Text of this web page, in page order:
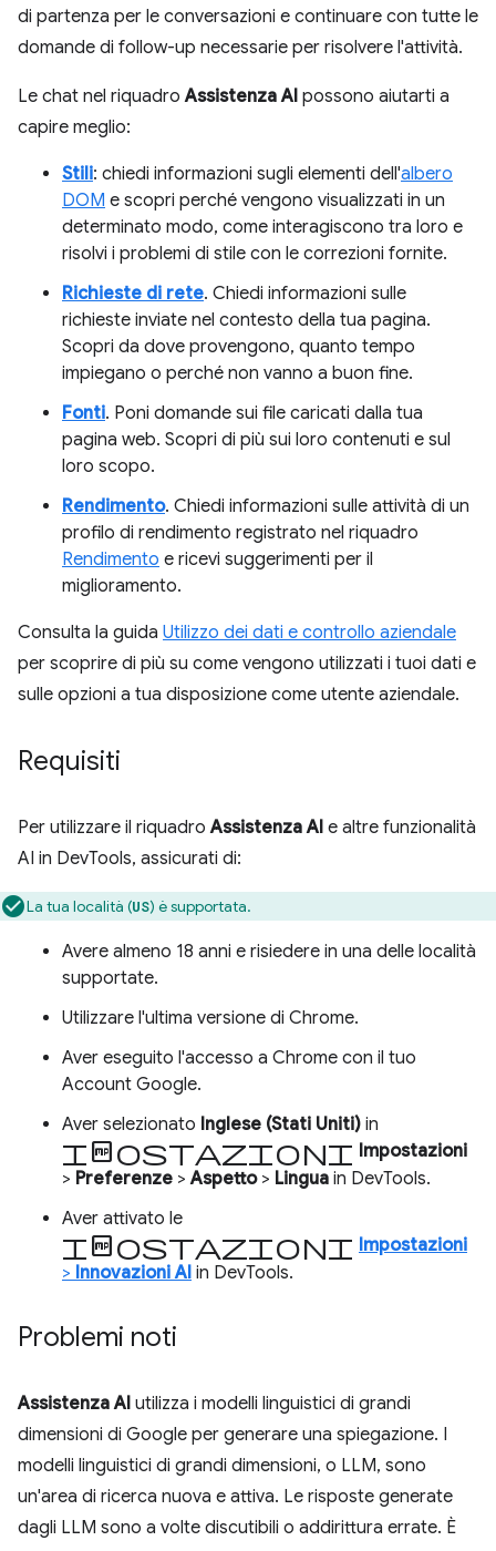
di partenza per le conversazioni e continuare con tutte le
domande di follow-up necessarie per risolvere l'attività.
Le chat nel riquadroAssistenza AI possono aiutarti a
capire meglio:
Stili: chiedi informazioni sugli elementi dell'albero
DOM e scopri perché vengono visualizzati in un
determinato modo, come interagiscono tra loro e
risolvi i problemi di stile con le correzioni fornite.
Richieste di rete. Chiedi informazioni sulle
richieste inviate nel contesto della tua pagina.
Scopri da dove provengono, quanto tempo
impiegano o perché non vanno a buon fine.
Fonti. Poni domande sui file caricati dalla tua
pagina web. Scopri di più sui loro contenuti e sul
loro scopo.
Rendimento. Chiedi informazioni sulle attività di un
profilo di rendimento registrato nel riquadro
Rendimento e ricevi suggerimenti per il
miglioramento.
Consulta la guida Utilizzo dei dati e controllo aziendale
per scoprire di più su come vengono utilizzati i tuoi dati e
sulle opzioni a tua disposizione come utente aziendale.
Requisiti
Per utilizzare il riquadroAssistenza AI e altre funzionalità
AI in DevTools, assicurati di:
La tua località (US) è supportata.
Avere almeno 18 anni e risiedere in una delle località
supportate.
Utilizzare l'ultima versione di Chrome.
Aver eseguito l'accesso a Chrome con il tuo
Account Google.
Aver selezionato Inglese (Stati Uniti) in
impostazioni Impostazioni
> Preferenze >Aspetto> Lingua in DevTools.
Aver attivato le
impostazioni Impostazioni
> Innovazioni AI in DevTools.
Problemi noti
Assistenza AI utilizza i modelli linguistici di grandi
dimensioni di Google per generare una spiegazione. I
modelli linguistici di grandi dimensioni, o LLM, sono
un'area di ricerca nuova e attiva. Le risposte generate
dagli LLM sono a volte discutibili o addirittura errate. È